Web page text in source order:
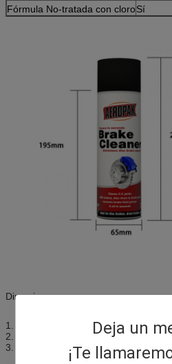
Deja un
¡Te
Fórmula No-tratada con cloroSí
Direcciones
1. Sacudida mucho antes uso;
2. espray a las piezas necesarias
3. limpie las piezas con el paño limpio.